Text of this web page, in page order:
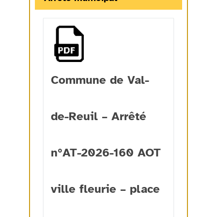
Commune de Val-
de-Reuil – Arrêté
n°AT-2026-160 AOT
ville fleurie – place